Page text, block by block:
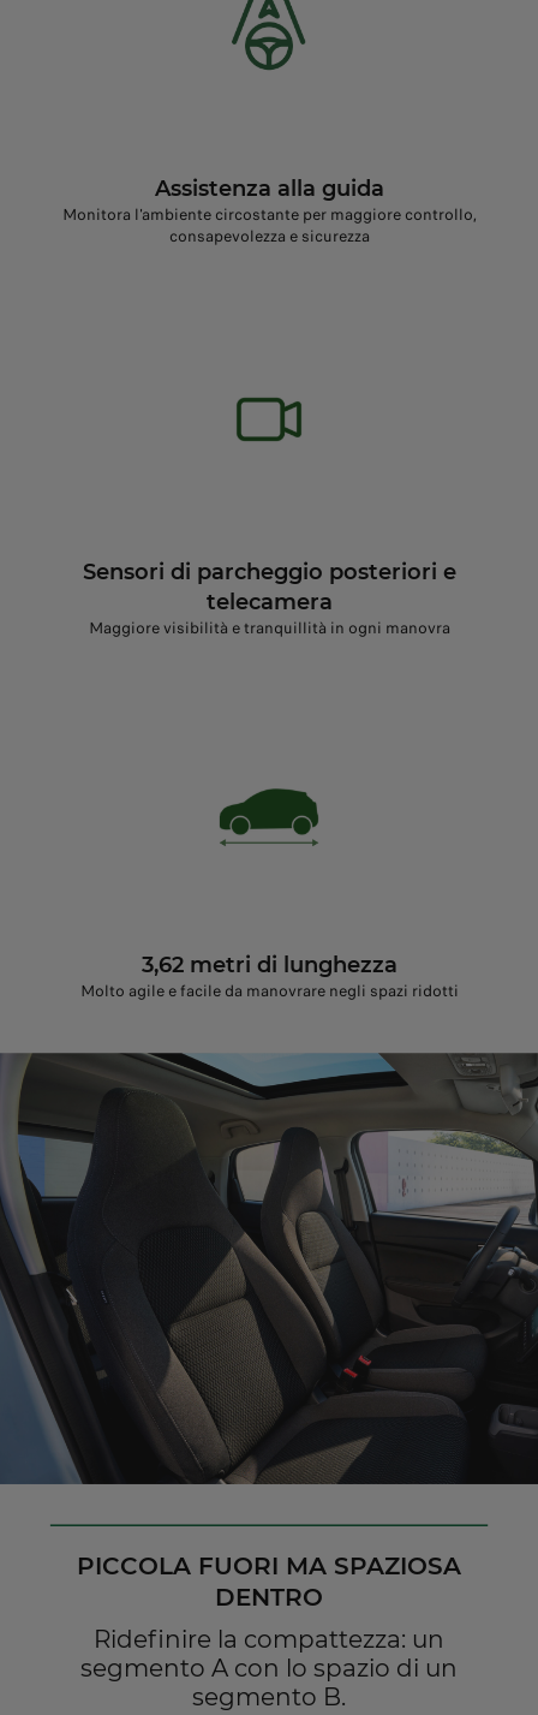
Assistenza alla guida
Monitora l'ambiente circostante per maggiore controllo,
consapevolezza e sicurezza
Sensori di parcheggio posteriori e
telecamera
Maggiore visibilità e tranquillità in ogni manovra
3,62 metri di lunghezza
Molto agile e facile da manovrare negli spazi ridotti
PICCOLA FUORI MA SPAZIOSA
DENTRO
Ridefinire la compattezza: un
segmento A con lo spazio di un
segmento B.